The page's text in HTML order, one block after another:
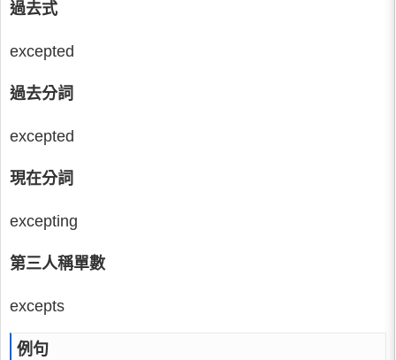
過去式
excepted
過去分詞
excepted
現在分詞
excepting
第三人稱單數
excepts
例句